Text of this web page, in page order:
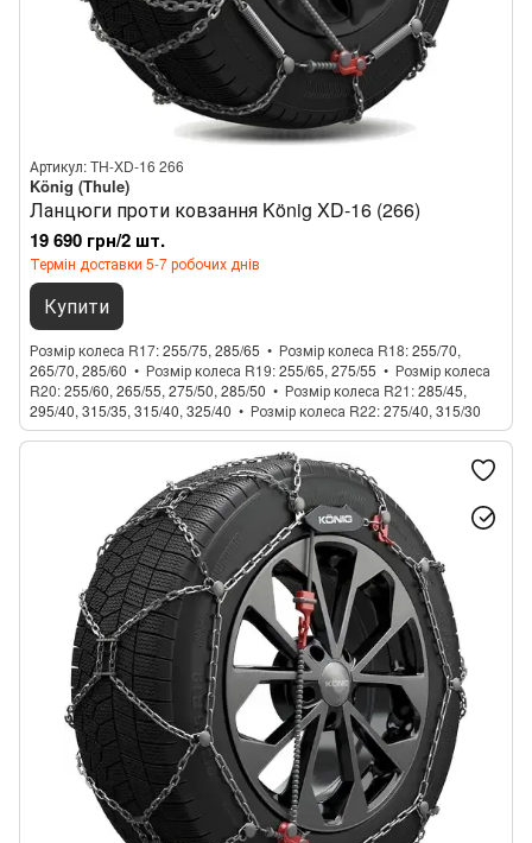
Артикул: TH-XD-16 266
König (Thule)
Ланцюги проти ковзання König XD-16 (266)
19 690 грн/2 шт.
Термін доставки 5-7 робочих днів
Купити
Розмір колеса R17 255/75, 285/65 Розмір колеса R18 255/70,
265/70, 285/60
Розмір колеса R19 255/65, 275/55
Розмір колеса
R20 255/60, 265/55, 275/50, 285/50 Розмір колеса R21 285/45,
295/40, 315/35, 315/40, 325/40
Розмір колеса R22 275/40, 315/30